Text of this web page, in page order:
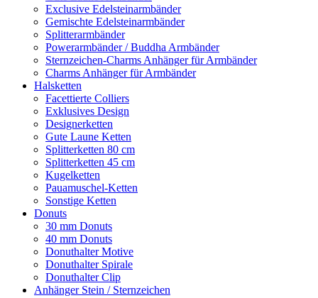
Exclusive Edelsteinarmbänder
Gemischte Edelsteinarmbänder
Splitterarmbänder
Powerarmbänder / Buddha Armbänder
Sternzeichen-Charms Anhänger für Armbänder
Charms Anhänger für Armbänder
Halsketten
Facettierte Colliers
Exklusives Design
Designerketten
Gute Laune Ketten
Splitterketten 80 cm
Splitterketten 45 cm
Kugelketten
Pauamuschel-Ketten
Sonstige Ketten
Donuts
30 mm Donuts
40 mm Donuts
Donuthalter Motive
Donuthalter Spirale
Donuthalter Clip
Anhänger Stein / Sternzeichen